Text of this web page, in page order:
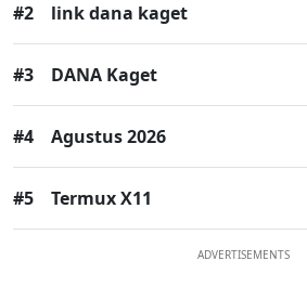
#2 link dana kaget
#3 DANA Kaget
#4 Agustus 2026
#5 Termux X11
ADVERTISEMENTS